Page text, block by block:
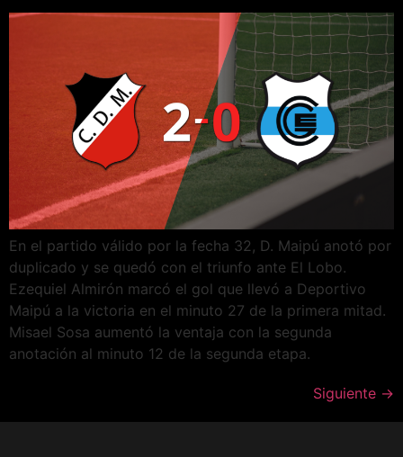
En el partido válido por la fecha 32, D. Maipú anotó por
duplicado y se quedó con el triunfo ante El Lobo.
Ezequiel Almirón marcó el gol que llevó a Deportivo
Maipú a la victoria en el minuto 27 de la primera mitad.
Misael Sosa aumentó la ventaja con la segunda
anotación al minuto 12 de la segunda etapa.
Siguiente →